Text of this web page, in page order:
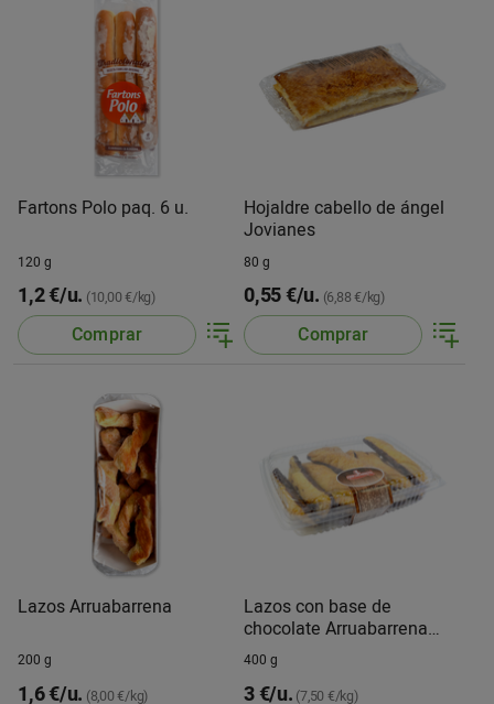
Fartons Polo paq. 6 u.
120 g
1,2 €/u. (10,00 €/kg)
Comprar
Hojaldre cabello de ángel
Jovianes
80 g
0,55 €/u. (6,88 €/kg)
Comprar
Lazos Arruabarrena
200 g
1,6 €/u. (8,00 €/kg)
Lazos con base de
chocolate Arruabarrena
paq. de 10 u.
400 g
3 €/u. (7,50 €/kg)